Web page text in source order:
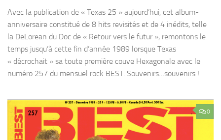
Avec la publication de « Texas 25 » aujourd’hui, cet album-
anniversaire constitué de 8 hits revisités et de 4 inédits, telle
la DeLorean du Doc de « Retour vers le futur », remontons le
temps jusqu’à cette fin d’année 1989 lorsque Texas
« décrochait » sa toute première couve Hexagonale avec le
numéro 257 du mensuel rock BEST. Souvenirs…souvenirs !
0